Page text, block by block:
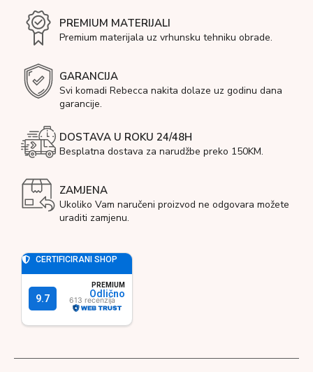
PREMIUM MATERIJALI
Premium materijala uz vrhunsku tehniku obrade.
GARANCIJA
Svi komadi Rebecca nakita dolaze uz godinu dana
garancije.
DOSTAVA U ROKU 24/48H
Besplatna dostava za narudžbe preko 150KM.
ZAMJENA
Ukoliko Vam naručeni proizvod ne odgovara možete
uraditi zamjenu.